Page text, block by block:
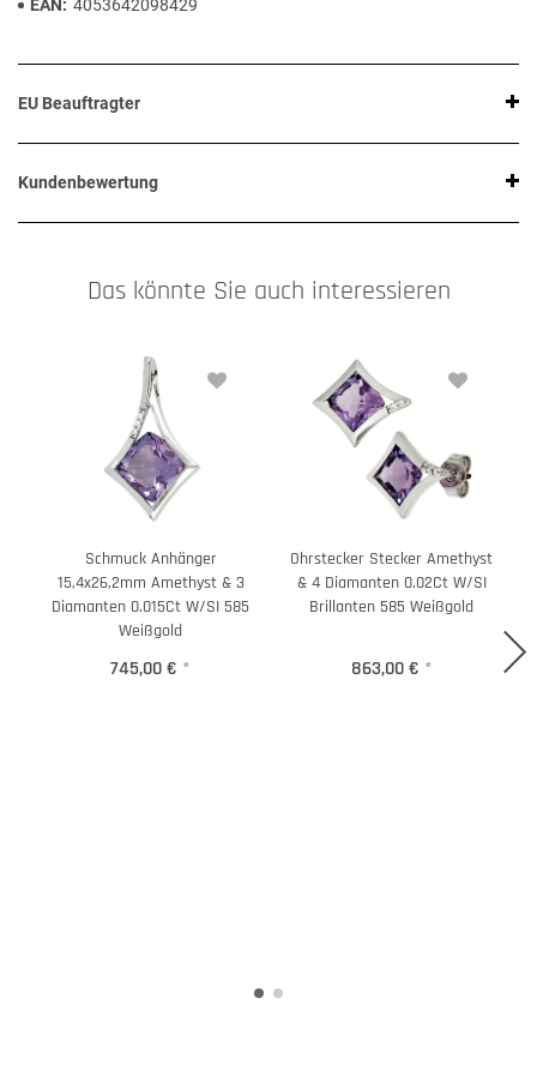
EAN 4053642098429
EU Beauftragter
Kundenbewertung
Das könnte Sie auch interessieren
Schmuck Anhänger
15,4x26,2mm Amethyst & 3
Diamanten 0.015Ct W/SI 585
Weißgold
745,00 € *
Ohrstecker Stecker Amethyst
& 4 Diamanten 0.02Ct W/SI
Brillanten 585 Weißgold
863,00 € *